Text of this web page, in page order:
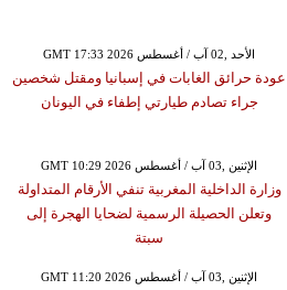
GMT 17:33 2026 الأحد ,02 آب / أغسطس
عودة حرائق الغابات في إسبانيا ومقتل شخصين
جراء تصادم طيارتي إطفاء في اليونان
GMT 10:29 2026 الإثنين ,03 آب / أغسطس
وزارة الداخلية المغربية تنفي الأرقام المتداولة
وتعلن الحصيلة الرسمية لضحايا الهجرة إلى
سبتة
GMT 11:20 2026 الإثنين ,03 آب / أغسطس